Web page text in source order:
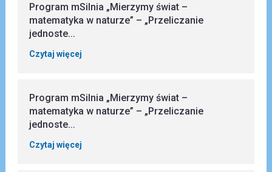
Program mSilnia „Mierzymy świat –
matematyka w naturze” – „Przeliczanie
jednoste...
Czytaj więcej
Program mSilnia „Mierzymy świat –
matematyka w naturze” – „Przeliczanie
jednoste...
Czytaj więcej